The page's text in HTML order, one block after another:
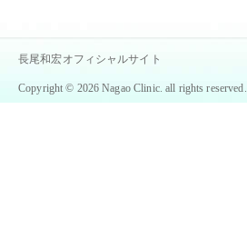
長尾和宏オフィシャルサイト
Copyright © 2026 Nagao Clinic. all rights reserved.